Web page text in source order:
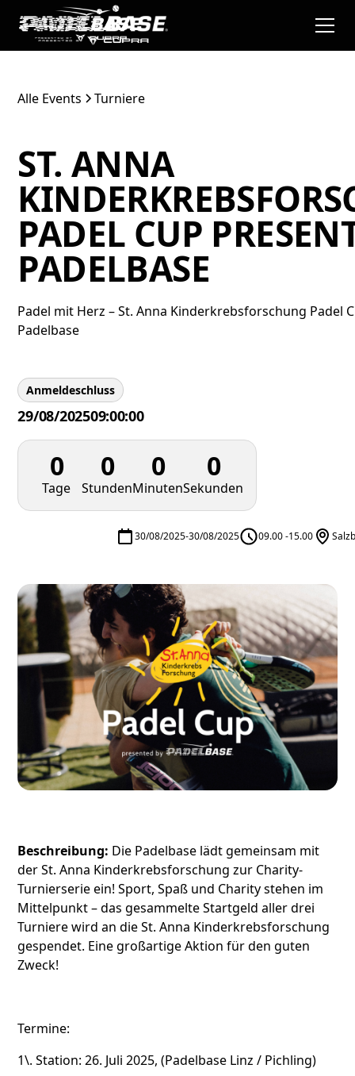
Alle Events Turniere
ST. ANNA
PADEL CUP
PADELBASE
Padel mit Herz – St. Anna Kinderkrebsforschung Padel
Padelbase
Anmeldeschluss
29/08/202509:00:00
0
Tage
0
Stunden
0
Minuten
0
Sekunden
30/08/2025-30/08/2025 09.00 -15.00
Beschreibung: Die Padelbase lädt gemeinsam mit
der St. Anna Kinderkrebsforschung zur Charity-
Turnierserie ein! Sport, Spaß und Charity stehen im
Mittelpunkt – das gesammelte Startgeld aller drei
Turniere wird an die St. Anna Kinderkrebsforschung
gespendet. Eine großartige Aktion für den guten
Zweck!
Termine:
1\. Station: 26. Juli 2025, (Padelbase Linz / Pichling)